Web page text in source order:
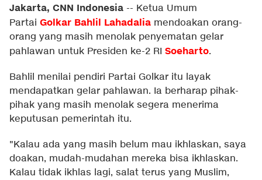
Jakarta, CNN Indonesia -- Ketua Umum
Partai Golkar Bahlil Lahadalia mendoakan orang-
orang yang masih menolak penyematan gelar
pahlawan untuk Presiden ke-2 RI Soeharto.
Bahlil menilai pendiri Partai Golkar itu layak
mendapatkan gelar pahlawan. Ia berharap pihak-
pihak yang masih menolak segera menerima
keputusan pemerintah itu.
"Kalau ada yang masih belum mau ikhlaskan, saya
doakan, mudah-mudahan mereka bisa ikhlaskan.
Kalau tidak ikhlas lagi, salat terus yang Muslim,